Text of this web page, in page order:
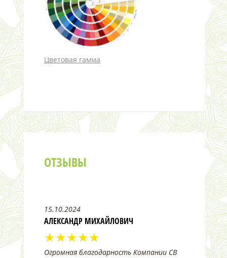
Цветовая гамма
ОТЗЫВЫ
15.10.2024
АЛЕКСАНДР МИХАЙЛОВИЧ
★★★★★
Огромная благодарность Компании СВ